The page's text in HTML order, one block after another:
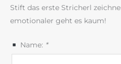
Stift das erste Stricherl
emotionaler geht es kaum!
Name: *